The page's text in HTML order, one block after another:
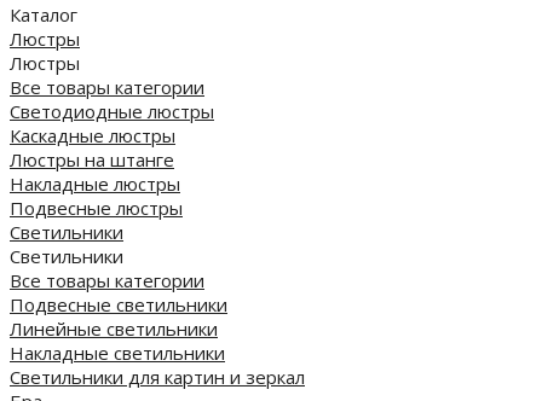
Каталог
Люстры
Люстры
Все товары категории
Светодиодные люстры
Каскадные люстры
Люстры на штанге
Накладные люстры
Подвесные люстры
Светильники
Светильники
Все товары категории
Подвесные светильники
Линейные светильники
Накладные светильники
Светильники для картин и зеркал